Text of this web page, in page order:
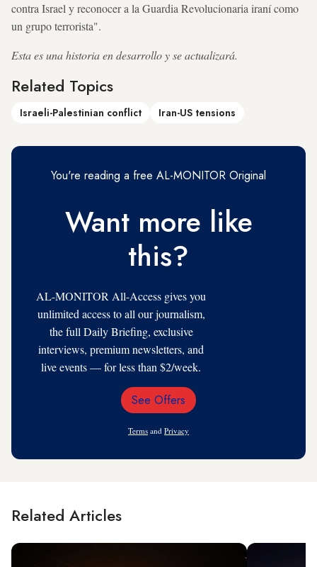
contra Israel y reconocer a la Guardia Revolucionaria iraní como
un grupo terrorista".
Esta es una historia en desarrollo y se actualizará.
Related Topics
Israeli-Palestinian conflict Iran-US tensions
You're reading a free AL-MONITOR Original
Want more like
this?
AL-MONITOR All-Access gives you
unlimited access to all our journalism,
the full Daily Briefing, exclusive
interviews, premium newsletters, and
live events — for less than $2/week.
Email
See Offers
Terms and Privacy
Related Articles